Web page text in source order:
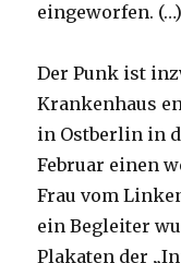
eingeworfen. (…)
Der Punk ist
Krankenhaus
in Ostberlin in
Februar einen
Frau vom
ein Begleiter
Plakaten der